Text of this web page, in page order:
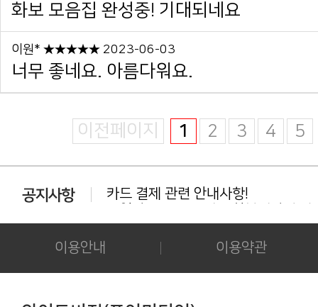
화보 모음집 완성중! 기대되네요
이원* ★★★★★ 2023-06-03
너무 좋네요. 아름다워요.
이전페이지 1 2 3 4 5
동일상품 중복 구매는 환불대상이 아
카드결제 결제 중 '세션만료' 문구 노
후기 작성시 화보의 사진을 공개하시
아이폰/아이패드 등 애플기기 화보집
결제후 다운로드 가능기간은 3일간
이용안내 이용약관